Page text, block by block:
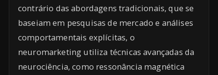
contrário das abordagens tradicionais, que se
baseiam em pesquisas de mercado e análises
comportamentais explícitas, o
neuromarketing utiliza técnicas avançadas da
neurociência, como ressonância magnética